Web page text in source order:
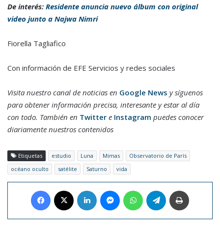
De interés: Residente anuncia nuevo álbum con original
video junto a Najwa Nimri
Fiorella Tagliafico
Con información de EFE Servicios y redes sociales
Visita nuestro canal de noticias en Google News y síguenos
para obtener información precisa, interesante y estar al día
con todo. También en Twitter e Instagram puedes conocer
diariamente nuestros contenidos
Etiquetas estudio Luna Mimas
Observatorio de París
océano oculto
satélite Saturno vida
Facebook LinkedIn MessengerWhatsAppTelegram